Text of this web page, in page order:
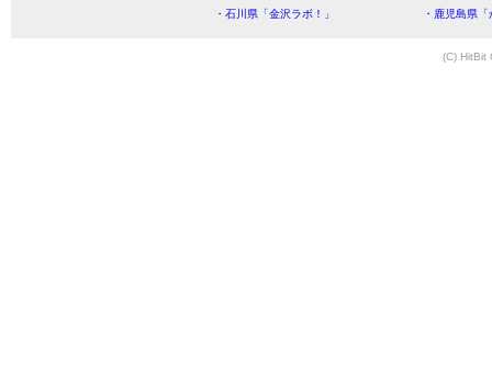
・石川県「金沢ラボ！」
・鹿児島県
(C) HitBit